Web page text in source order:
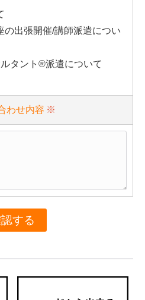
の出張開催/講師派遣につい
タント®派遣について
わせ内容 ※